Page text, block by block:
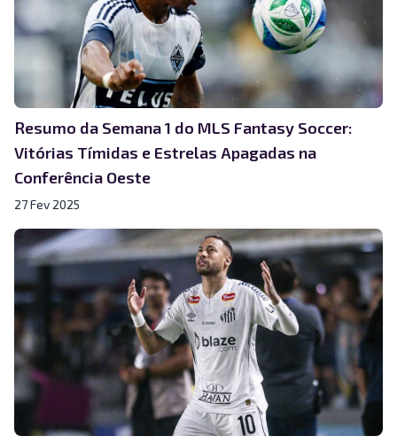
Resumo da Semana 1 do MLS Fantasy Soccer:
Vitórias Tímidas e Estrelas Apagadas na
Conferência Oeste
27 Fev 2025